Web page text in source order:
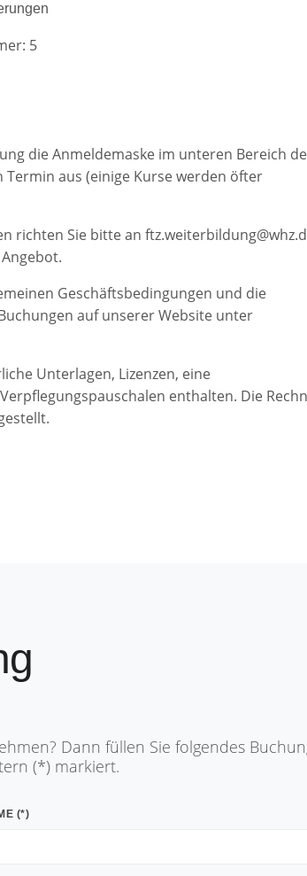
5
die Anmeldemaske im unteren Bereich
Termin aus (einige Kurse werden öfter
richten Sie bitte an
Geschäftsbedingungen und die
auf unserer Website unter
Unterlagen, Lizenzen, eine
enthalten. Die
Dann füllen Sie folgendes
(*) markiert.
(*)